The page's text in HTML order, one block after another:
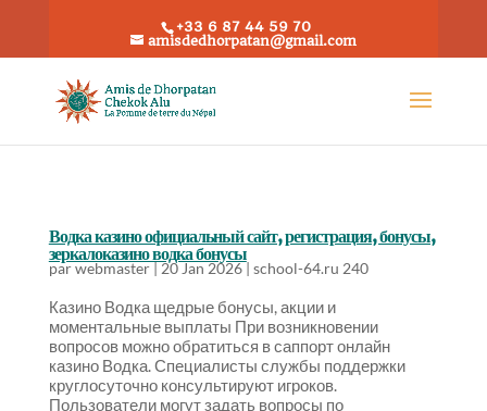
+33 6 87 44 59 70
amisdedhorpatan@gmail.com
Водка казино официальный сайт, регистрация, бонусы,
зеркалоказино водка бонусы
parwebmaster|20 Jan 2026| school-64.ru 240
Казино Водка щедрые бонусы, акции и
моментальные выплаты При возникновении
вопросов можно обратиться в саппорт онлайн
казино Водка. Специалисты службы поддержки
круглосуточно консультируют игроков.
Пользователи могут задать вопросы по